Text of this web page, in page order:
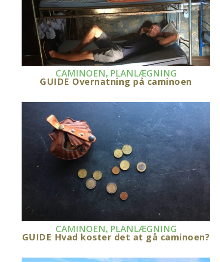
CAMINOEN, PLANLÆGNING
GUIDE Overnatning på caminoen
CAMINOEN, PLANLÆGNING
GUIDE Hvad koster det at gå caminoen?